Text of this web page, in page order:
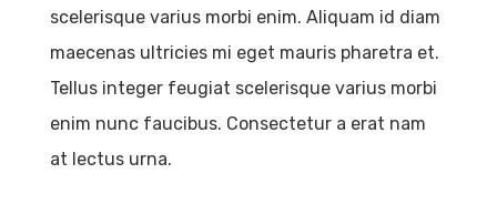
scelerisque varius morbi enim. Aliquam id diam
maecenas ultricies mi eget mauris pharetra et.
Tellus integer feugiat scelerisque varius morbi
enim nunc faucibus. Consectetur a erat nam
at lectus urna.